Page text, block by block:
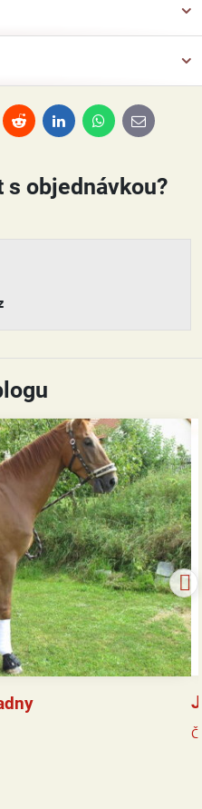
Reddit LinkedInWhatsApp
E-
mail
objednávkou?